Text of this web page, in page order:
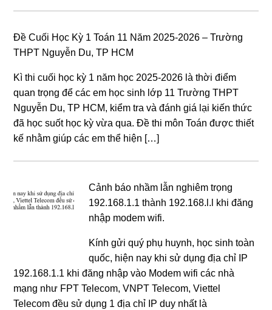
Đề Cuối Học Kỳ 1 Toán 11 Năm 2025-2026 – Trường
THPT Nguyễn Du, TP HCM
Kì thi cuối học kỳ 1 năm học 2025-2026 là thời điểm
quan trọng để các em học sinh lớp 11 Trường THPT
Nguyễn Du, TP HCM, kiểm tra và đánh giá lại kiến thức
đã học suốt học kỳ vừa qua. Đề thi môn Toán được thiết
kế nhằm giúp các em thể hiện […]
Cảnh báo nhầm lẫn nghiêm trọng
192.168.1.1 thành 192.168.l.l khi đăng
nhập modem wifi.
Kính gửi quý phụ huynh, học sinh toàn
quốc, hiện nay khi sử dụng địa chỉ IP
192.168.1.1 khi đăng nhập vào Modem wifi các nhà
mạng như FPT Telecom, VNPT Telecom, Viettel
Telecom đều sử dụng 1 địa chỉ IP duy nhất là